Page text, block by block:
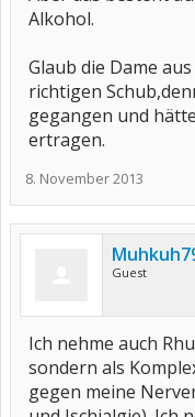
Alkohol.
Glaub die Dame
richtigen
gegangen und
ertragen.
8. November 2013
Guest
Ich nehme auch
sondern als
gegen meine